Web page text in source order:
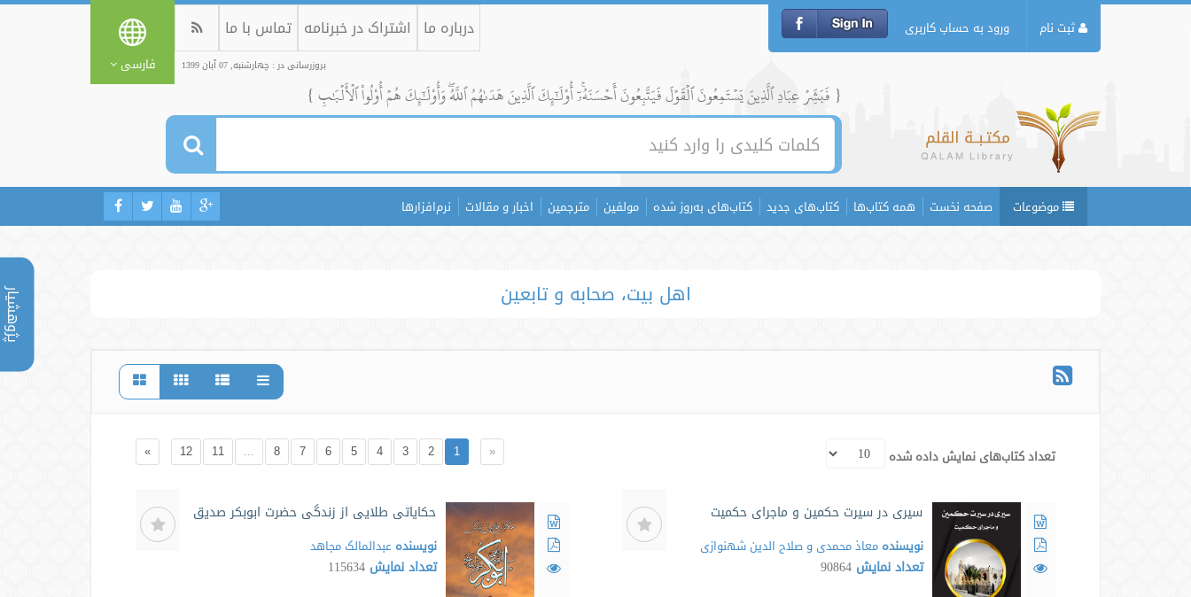
پژوهشیار
ثبت نام ورود به حساب کاربری درباره ما اشتراک در خبرنامه تماس با ما
بروزرسانی در : چهارشنبه, 07 آبان 1399 فارسی
{ فَبَشِّرۡ عِبَادِ ٱلَّذِينَ يَسۡتَمِعُونَ ٱلۡقَوۡلَ فَيَتَّبِعُونَ أَحۡسَنَهُۥٓۚ أُوْلَٰٓئِكَ ٱلَّذِينَ هَدَىٰهُمُ ٱللَّهُۖ وَأُوْلَٰٓئِكَ هُمۡ أُوْلُواْ ٱلۡأَلۡبَٰبِ }
موضوعات صفحه نخست همه کتاب‌ها کتاب‌های جدید کتاب‌های به‌روز شده مولفین مترجمین اخبار و مقالات نرم‌افزارها
اهل بیت، صحابه و تابعین
تعداد کتاب‌های نمایش داده شده «
1
2
3
4
5
6
7
8
...
11
12
»
سیری در سیرت حکمین و ماجرای حکمیت
نویسنده معاذ محمدی و صلاح الدین شهنوازی
تعداد نمایش 90864
حکایاتی طلایی از زندگی حضرت ابوبکر صدیق
نویسنده عبدالمالک مجاهد
تعداد نمایش 115634